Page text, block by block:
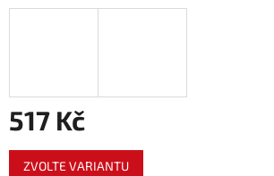
517 Kč
Měrná
cena:
ZVOLTE VARIANTU